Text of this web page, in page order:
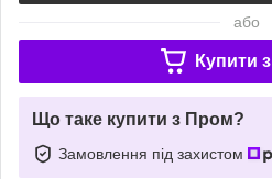
або
Купити з
Що таке купити з Пром?
Замовлення під захистом